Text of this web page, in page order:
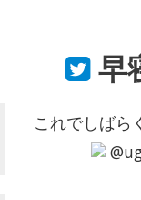
早
これでしばら